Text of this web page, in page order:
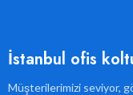
İstanbul ofis
Müşterilerimizi seviyor,